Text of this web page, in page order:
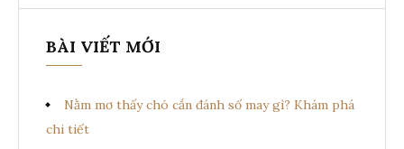
b
i
m
:
i
BÀI VIẾT MỚI
Nằm mơ thấy chó cắn đánh số may gì? Khám phá
chi tiết